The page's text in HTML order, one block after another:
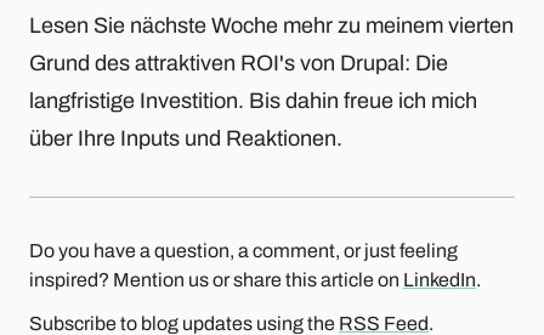
Lesen Sie nächste Woche mehr zu meinem vierten
Grund des attraktiven ROI's von Drupal: Die
langfristige Investition. Bis dahin freue ich mich
über Ihre Inputs und Reaktionen.
Do you have a question, a comment, or just feeling
inspired? Mention us or share this article on LinkedIn.
Subscribe to blog updates using the RSS Feed.